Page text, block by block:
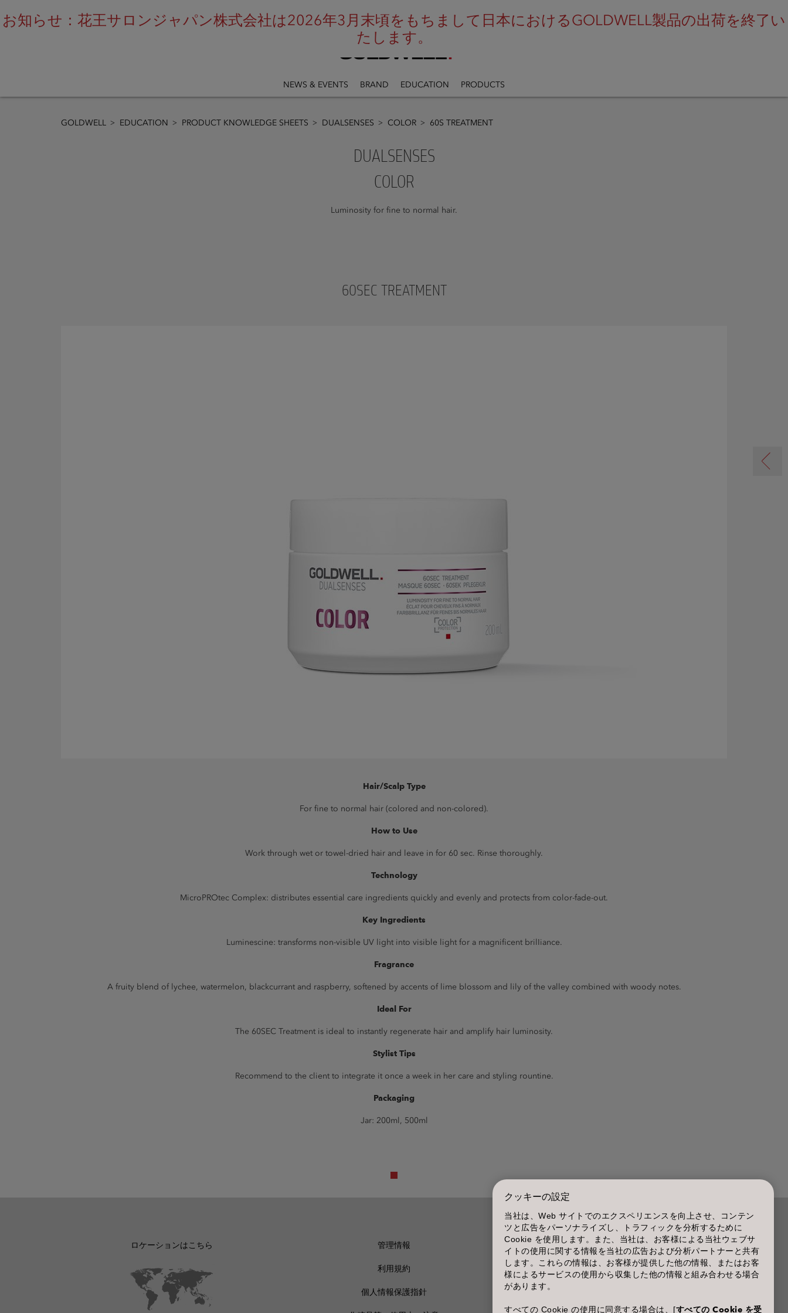
NEWS & EVENTS BRAND EDUCATION PRODUCTS
お知らせ：花王サロンジャパン株式会社は2026年3月末頃をもちまして日本におけるGOLDWELL製品の出荷を終了い
たします。
GOLDWELL EDUCATION PRODUCT KNOWLEDGE SHEETS DUALSENSES COLOR 60S TREATMENT
DUALSENSES
COLOR
Luminosity for fine to normal hair.
60SEC TREATMENT
Hair/Scalp Type
For fine to normal hair (colored and non-colored).
How to Use
Work through wet or towel-dried hair and leave in for 60 sec. Rinse thoroughly.
Technology
MicroPROtec Complex: distributes essential care ingredients quickly and evenly and protects from color-fade-out.
Key Ingredients
Luminescine: transforms non-visible UV light into visible light for a magnificent brilIiance.
Fragrance
A fruity blend of lychee, watermelon, blackcurrant and raspberry, softened by accents of lime blossom and lily of the valley combined with woody notes.
Ideal For
The 60SEC Treatment is ideal to instantly regenerate hair and amplify hair luminosity.
Stylist Tips
Recommend to the client to integrate it once a week in her care and styling rountine.
Packaging
Jar: 200ml, 500ml
ロケーションはこちら 管理情報
利用規約
個人情報保護指針
商品に関するお問い合わせ TEL.03-3660-7590
(土・日・休日を除く 9:00-12:00 / 13:00-17:00)
※年末年始休業；12/30~1/4
クッキーの設定
当社は、Web サイトでのエクスペリエンスを向上させ、コンテン
ツと広告をパーソナライズし、トラフィックを分析するために
Cookie を使用します。また、当社は、お客様による当社ウェブサ
イトの使用に関する情報を当社の広告および分析パートナーと共有
します。これらの情報は、お客様が提供した他の情報、またはお客
様によるサービスの使用から収集した他の情報と組み合わせる場合
があります。
すべての Cookie の使用に同意する場合は、[すべての Cookie を受